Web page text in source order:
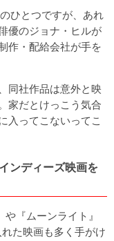
ひとつですが、あれ
優のジョナ・ヒルが
作・配給会社が手を
同社作品は意外と映
家だとけっこう気合
入ってこないってこ
ンディーズ映画を
『ムーンライト』
た映画も多く手がけ